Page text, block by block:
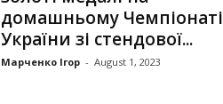
домашньому Чемпіонаті
України зі стендової...
Марченко Ігор - August 1, 2023